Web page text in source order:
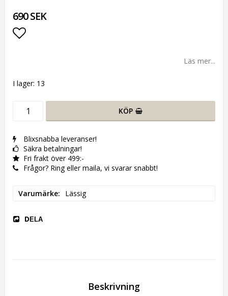
690 SEK
Läs mer...
I lager: 13
KÖP
Blixsnabba leveranser!
Säkra betalningar!
Fri frakt över 499:-
Frågor? Ring eller maila, vi svarar snabbt!
Varumärke Lässig
DELA
Beskrivning